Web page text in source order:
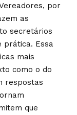
por
as
secretários
prática. Essa
mais
como o do
respostas
que